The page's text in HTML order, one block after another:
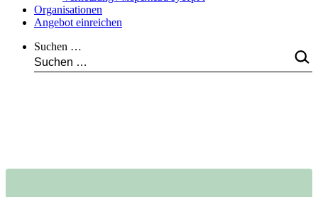
Organisationen
Angebot einreichen
Suchen …